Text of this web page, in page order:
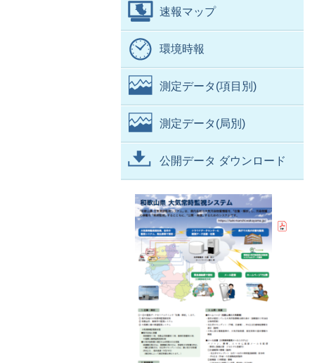
速報マップ
環境時報
測定データ(項目別)
測定データ(局別)
公開データ ダウンロード